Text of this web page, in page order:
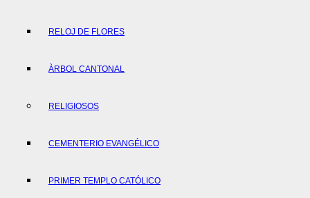
RELOJ DE FLORES
ÀRBOL CANTONAL
RELIGIOSOS
CEMENTERIO EVANGÉLICO
PRIMER TEMPLO CATÓLICO